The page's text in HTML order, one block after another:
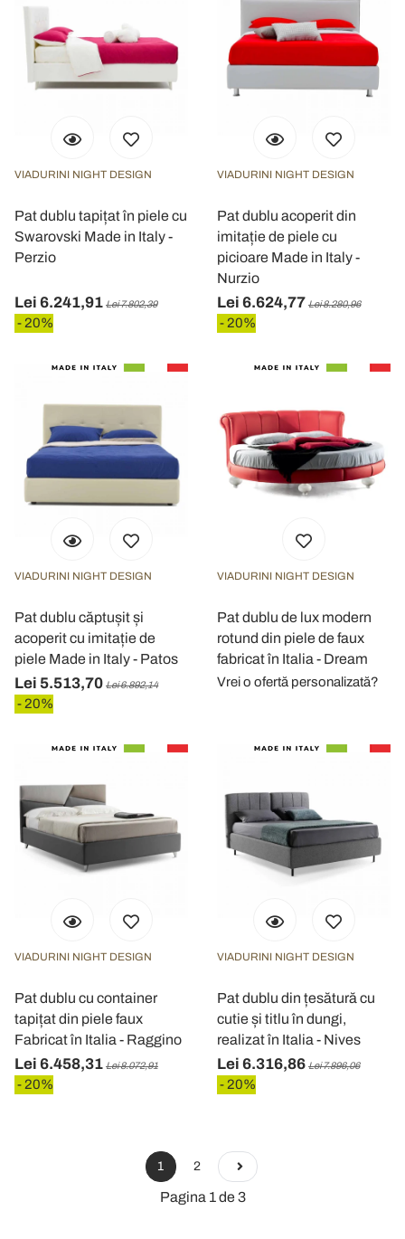
VIADURINI NIGHT DESIGN
Pat dublu tapițat în piele cu
Swarovski Made in Italy -
Perzio
Lei 6.241,91 Lei 7.802,39
- 20%
VIADURINI NIGHT DESIGN
Pat dublu acoperit din
imitație de piele cu
picioare Made in Italy -
Nurzio
Lei 6.624,77 Lei 8.280,96
- 20%
VIADURINI NIGHT DESIGN
Pat dublu căptușit și
acoperit cu imitație de
piele Made in Italy - Patos
Lei 5.513,70 Lei 6.892,14
- 20%
VIADURINI NIGHT DESIGN
Pat dublu de lux modern
rotund din piele de faux
fabricat în Italia - Dream
Vrei o ofertă personalizată?
VIADURINI NIGHT DESIGN
Pat dublu cu container
tapițat din piele faux
Fabricat în Italia - Raggino
Lei 6.458,31 Lei 8.072,91
- 20%
VIADURINI NIGHT DESIGN
Pat dublu din țesătură cu
cutie și titlu în dungi,
realizat în Italia - Nives
Lei 6.316,86 Lei 7.896,06
- 20%
1 2
Pagina 1 de 3